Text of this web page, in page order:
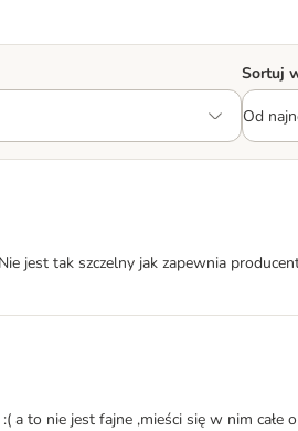
Sortuj
jest tak szczelny jak zapewnia
a to nie jest fajne ,mieści się w nim